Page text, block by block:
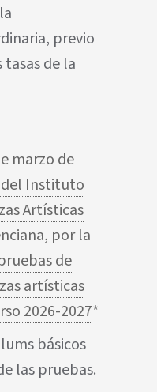
previo
de la
marzo de
del Instituto
Artísticas
por la
de
artísticas
2026-2027*
básicos
las pruebas.